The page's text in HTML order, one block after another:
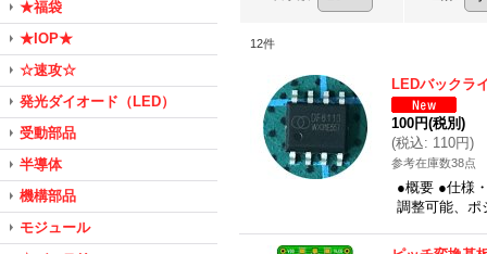
★福袋
★IOP★
☆速攻☆
発光ダイオード（LED）
受動部品
半導体
機構部品
モジュール
12件
LEDバックラ
100円(税別)
(税込: 110円)
参考在庫数38点
●概要 ●仕様
調整可能、ポ